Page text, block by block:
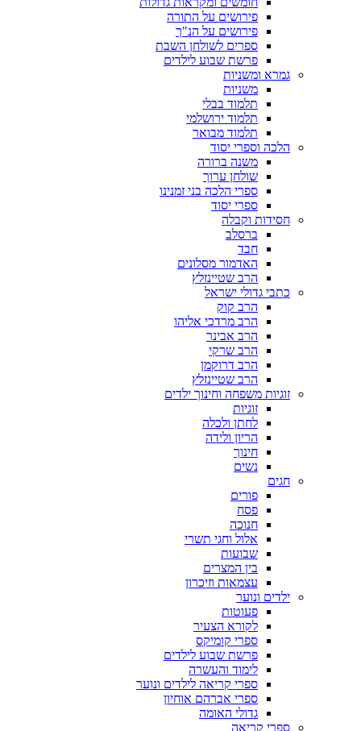
פירושים על התורה
פירושים על הנ"ך
ספרים לשולחן השבת
פרשת שבוע לילדים
גמרא ומשניות
משניות
תלמוד בבלי
תלמוד ירושלמי
תלמוד מבואר
הלכה וספרי יסוד
משנה ברורה
שולחן ערוך
ספרי הלכה בני זמנינו
ספרי יסוד
חסידות וקבלה
ברסלב
חבד
האדמור מסלונים
הרב שטיינזלץ
כתבי גדולי ישראל
הרב קוק
הרב מרדכי אליהו
הרב אבינר
הרב שרקי
הרב דרוקמן
הרב שטיינזלץ
זוגיות משפחה וחינוך ילדים
זוגיות
לחתן ולכלה
הריון ולידה
חינוך
נשים
חגים
פורים
פסח
חנוכה
אלול וחגי תשרי
שבועות
בין המצרים
עצמאות וזיכרון
ילדים ונוער
פעוטות
לקורא הצעיר
ספרי קומיקס
פרשת שבוע לילדים
לימוד והעשרה
ספרי קריאה לילדים ונוער
ספרי אברהם אוחיון
גדולי האומה
ספרי קריאה